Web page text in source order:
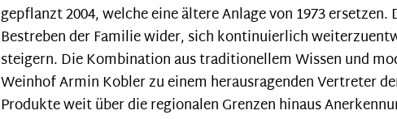
gepflanzt 2004, welche eine ältere Anlage von 1973
Bestreben der Familie wider, sich kontinuierlich
steigern. Die Kombination aus traditionellem Wissen und
Weinhof Armin Kobler zu einem herausragenden Vertreter
Produkte weit über die regionalen Grenzen hinaus